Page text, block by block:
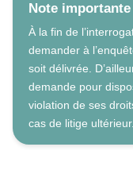
Note importante
À la fin de
demander à
soit délivrée.
demande pour
violation de ses
cas de litige ultérieur.